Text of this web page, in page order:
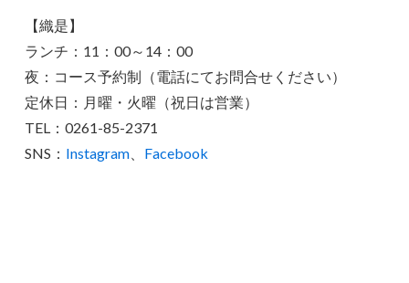
【織是】
ランチ：11：00～14：00
夜：コース予約制（電話にてお問合せください）
定休日：月曜・火曜（祝日は営業）
TEL：0261-85-2371
SNS： Instagram Facebook